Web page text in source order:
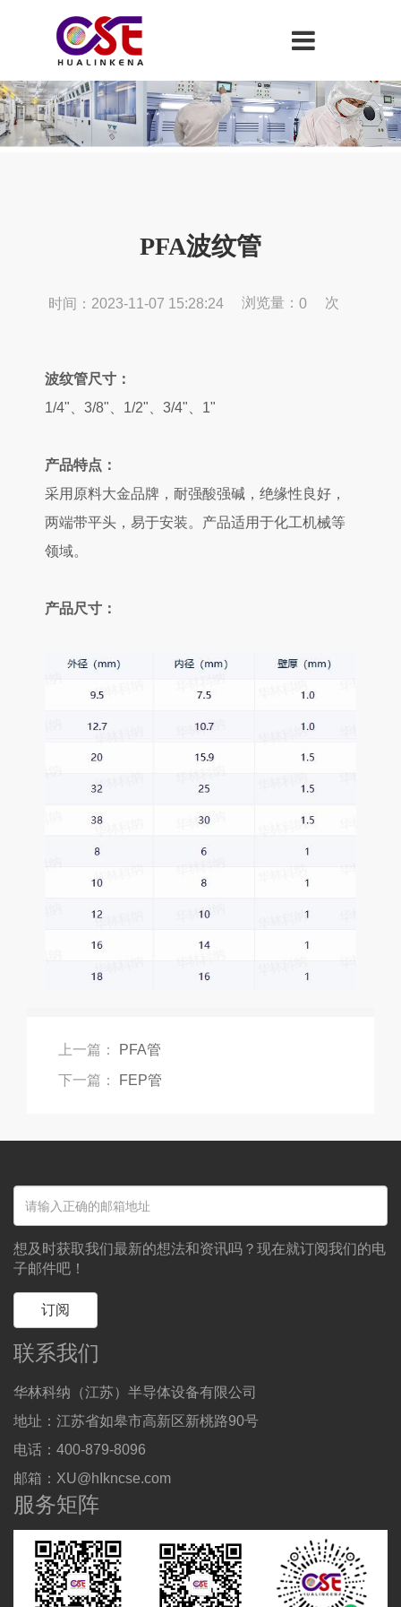
PFA波纹管
时间：2023-11-07 15:28:24 浏览量： 0 次
波纹管尺寸：
1/4"、 3/8"、1/2"、3/4"、1"
产品特点：
采用原料大金品牌，耐强酸强碱，绝缘性良好，
两端带平头，易于安装。产品适用于化工机械等
领域。
产品尺寸：
上一篇：
PFA管
下一篇：
FEP管
想及时获取我们最新的想法和资讯吗？现在就订阅我们的电
子邮件吧！
订阅
联系我们
华林科纳（江苏）半导体设备有限公司
地址：江苏省如皋市高新区新桃路90号
电话：400-879-8096
邮箱：XU@hIkncse.com
服务矩阵